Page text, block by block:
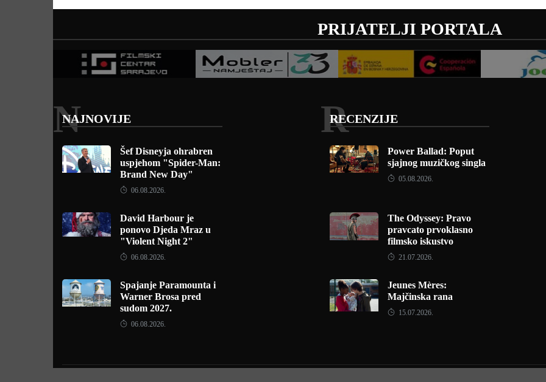
PRIJATELJI PORTALA
NAJNOVIJE
N
Šef Disneyja ohrabren
uspjehom "Spider-Man:
Brand New Day"
06.08.2026.
David Harbour je
ponovo Djeda Mraz u
"Violent Night 2"
06.08.2026.
Spajanje Paramounta i
Warner Brosa pred
sudom 2027.
06.08.2026.
RECENZIJE
R
Power Ballad: Poput
sjajnog muzičkog singla
05.08.2026.
The Odyssey: Pravo
pravcato prvoklasno
filmsko iskustvo
21.07.2026.
Jeunes Mères:
Majčinska rana
15.07.2026.